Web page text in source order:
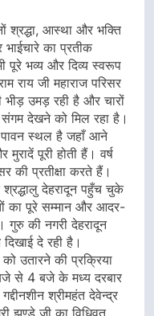
श्रद्धा, आस्था और भक्ति
भाईचारे का प्रतीक
पूरे भव्य और दिव्य स्वरूप
राय जी महाराज परिसर
उमड़ रही है और चारों
देखने को मिल रहा है।
पावन स्थल है जहाँ आने
पूरी होती हैं। वर्ष
की प्रतीक्षा करते हैं।
देहरादून पहुँच चुके
का पूरे सम्मान और आदर-
गुरु की नगरी देहरादून
दे रही है।
उतारने की प्रक्रिया
से 4 बजे के मध्य दरबार
श्रीमहंत देवेन्द्र